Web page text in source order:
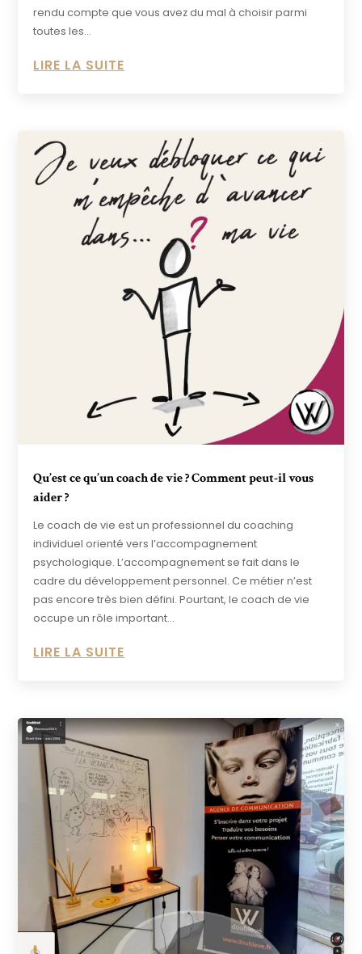
rendu compte que vous avez du mal à choisir parmi
toutes les...
LIRE LA SUITE
Qu’est ce qu’un coach de vie ? Comment peut-il vous
aider ?
Le coach de vie est un professionnel du coaching
individuel orienté vers l’accompagnement
psychologique. L’accompagnement se fait dans le
cadre du développement personnel. Ce métier n’est
pas encore très bien défini. Pourtant, le coach de vie
occupe un rôle important...
LIRE LA SUITE